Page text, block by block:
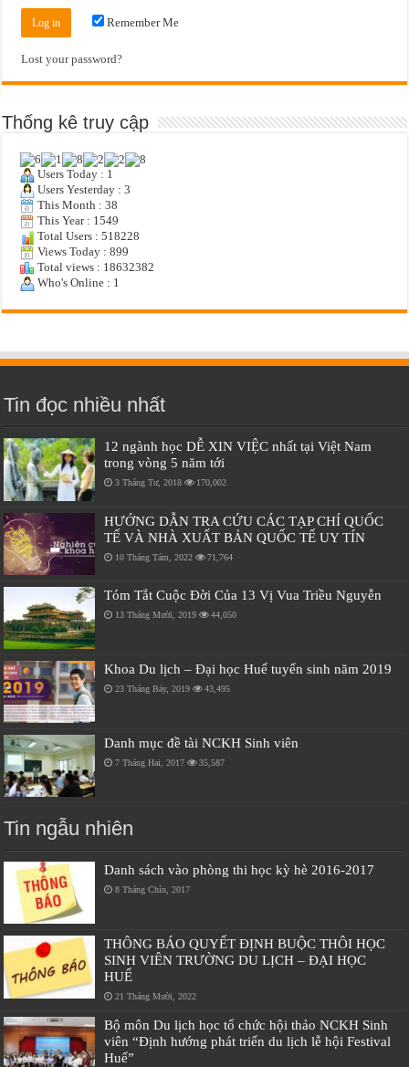
Remember Me
Lost your password?
Thống kê truy cập
Users Today : 1
Users Yesterday : 3
This Month : 38
This Year : 1549
Total Users : 518228
Views Today : 899
Total views : 18632382
Who's Online : 1
Tin đọc nhiều nhất
12 ngành học DỄ XIN VIỆC nhất tại Việt Nam
trong vòng 5 năm tới
3 Tháng Tư, 2018 170,002
HƯỚNG DẪN TRA CỨU CÁC TẠP CHÍ QUỐC
TẾ VÀ NHÀ XUẤT BẢN QUỐC TẾ UY TÍN
10 Tháng Tám, 2022 71,764
Tóm Tắt Cuộc Đời Của 13 Vị Vua Triều Nguyễn
13 Tháng Mười, 2019 44,050
Khoa Du lịch – Đại học Huế tuyển sinh năm 2019
23 Tháng Bảy, 2019 43,495
Danh mục đề tài NCKH Sinh viên
7 Tháng Hai, 2017 35,587
Tin ngẫu nhiên
Danh sách vào phòng thi học kỳ hè 2016-2017
8 Tháng Chín, 2017
THÔNG BÁO QUYẾT ĐỊNH BUỘC THÔI HỌC
SINH VIÊN TRƯỜNG DU LỊCH – ĐẠI HỌC
HUẾ
21 Tháng Mười, 2022
Bộ môn Du lịch học tổ chức hội thảo NCKH Sinh
viên “Định hướng phát triển du lịch lễ hội Festival
Huế”